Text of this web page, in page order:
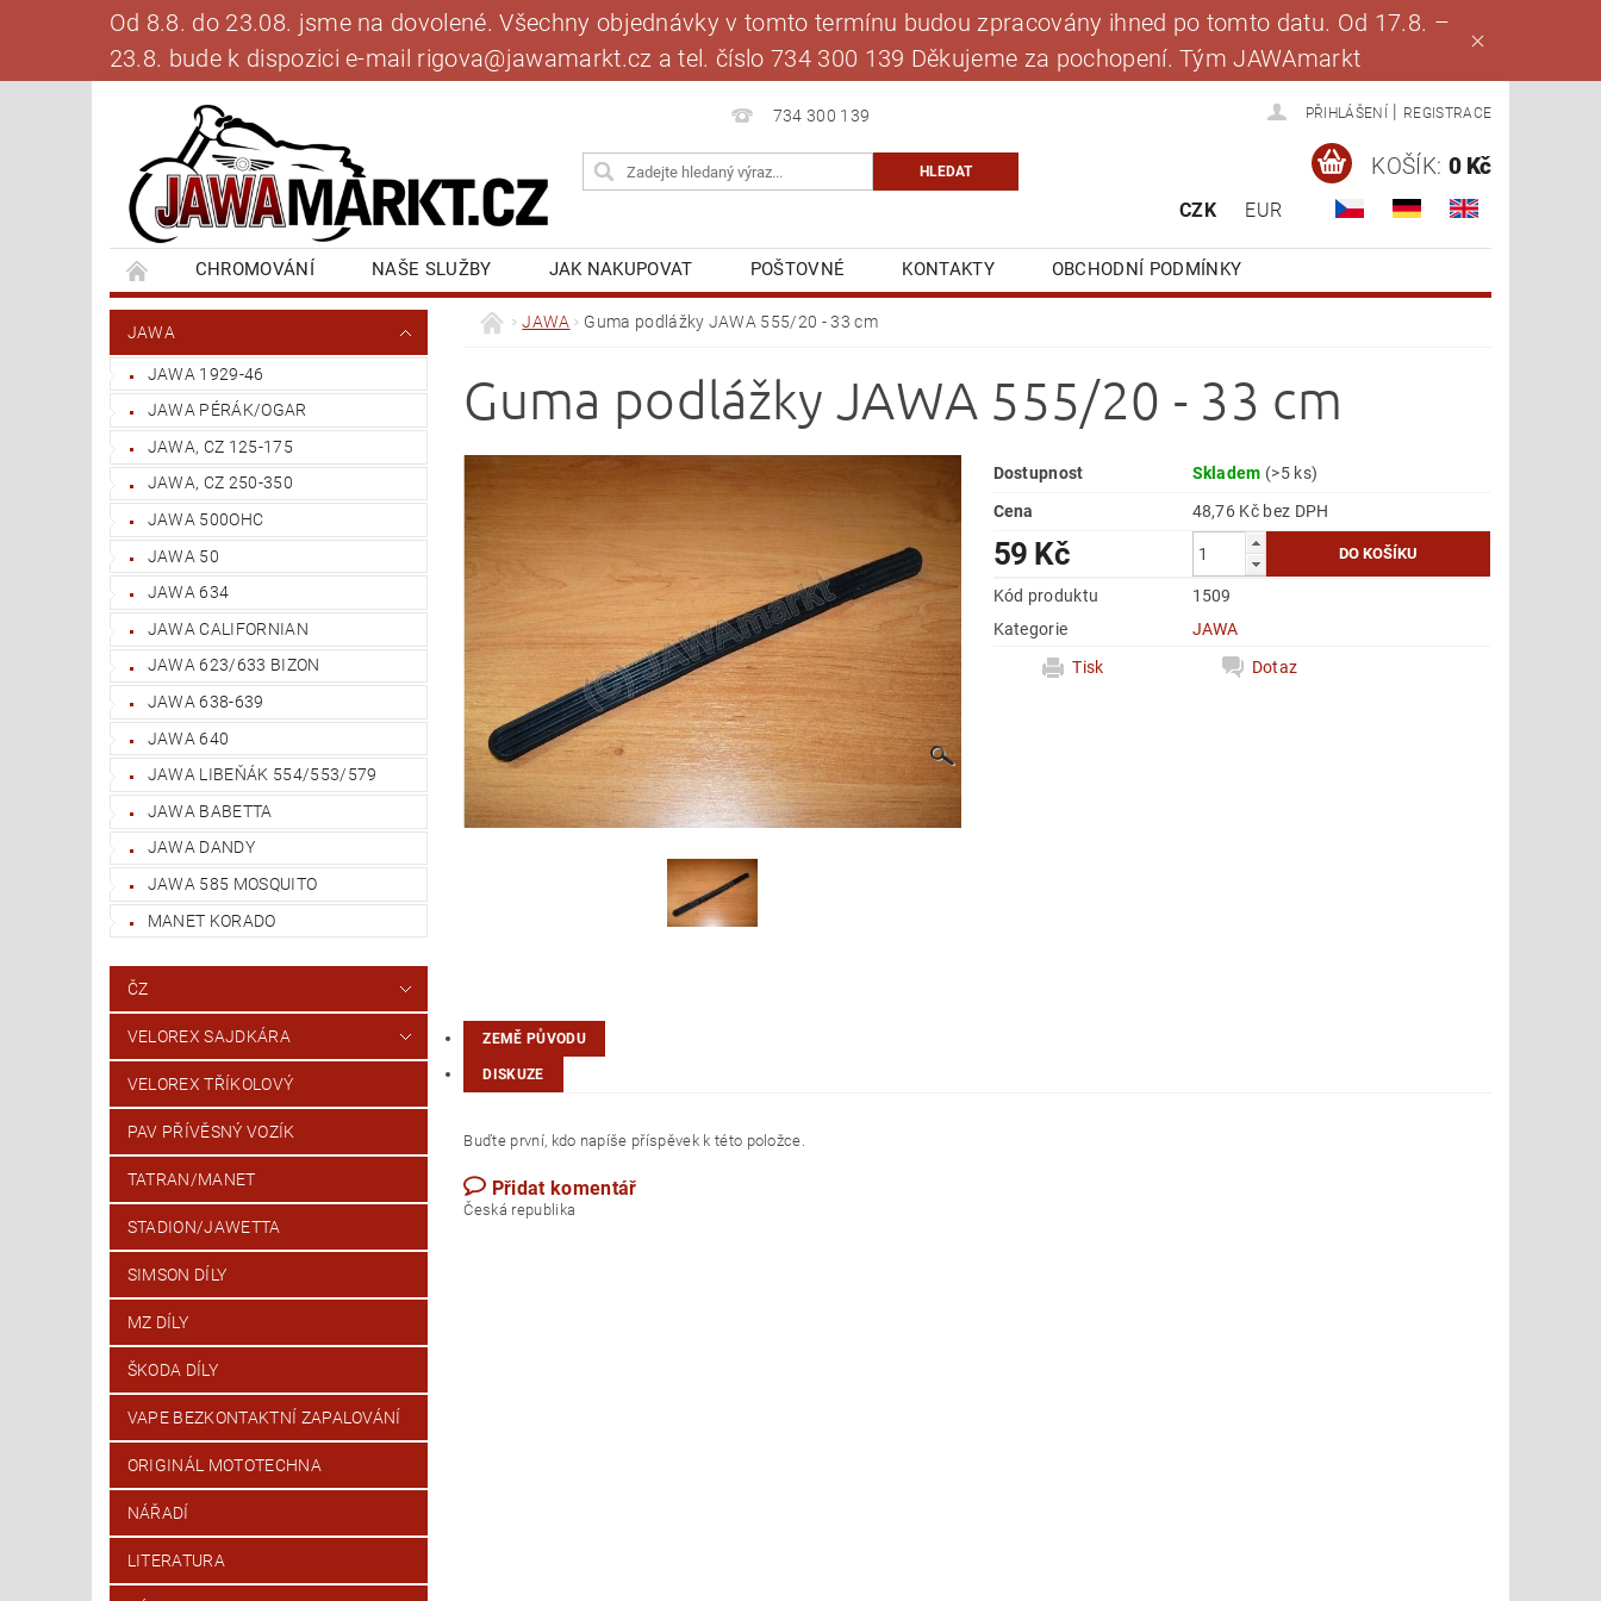
Od 8.8. do 23.08. jsme na dovolené. Všechny objednávky v tomto termínu budou zpracovány ihned po tomto datu. Od 17.8. –
23.8. bude k dispozici e-mail rigova@jawamarkt.cz a tel. číslo 734 300 139 Děkujeme za pochopení. Tým JAWAmarkt
734 300 139 PŘIHLÁŠENÍ REGISTRACE
CZK EUR
KOŠÍK: 0 Kč
CHROMOVÁNÍ NAŠE SLUŽBY JAK NAKUPOVAT POŠTOVNÉ KONTAKTY
OBCHODNÍ PODMÍNKY
BANKOVNÍ SPOJENÍ
NAPIŠTE NÁM BLOG MOJE OBJEDNÁVKA
JAWA
JAWA 1929-46
JAWA PÉRÁK/OGAR
JAWA, CZ 125-175
JAWA, CZ 250-350
JAWA 500OHC
JAWA 50
JAWA 634
JAWA CALIFORNIAN
JAWA 623/633 BIZON
JAWA 638-639
JAWA 640
JAWA LIBEŇÁK 554/553/579
JAWA BABETTA
JAWA DANDY
JAWA 585 MOSQUITO
MANET KORADO
ČZ
VELOREX SAJDKÁRA
VELOREX TŘÍKOLOVÝ
PAV PŘÍVĚSNÝ VOZÍK
TATRAN/MANET
STADION/JAWETTA
SIMSON DÍLY
MZ DÍLY
ŠKODA DÍLY
VAPE BEZKONTAKTNÍ ZAPALOVÁNÍ
ORIGINÁL MOTOTECHNA
NÁŘADÍ
LITERATURA
JAWA Guma podlážky JAWA 555/20 - 33 cm
Guma podlážky JAWA 555/20 - 33 cm
Dostupnost Skladem (>5 ks)
Cena
48,76 Kč bez DPH
59 Kč
Kód produktu
1509
Kategorie
JAWA
Tisk
Dotaz
ZEMĚ PŮVODU
DISKUZE
Buďte první, kdo napíše příspěvek k této položce.
Přidat komentář
Česká republika